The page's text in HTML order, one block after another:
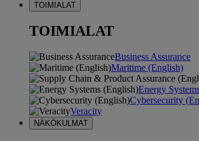
TOIMIALAT
TOIMIALAT
Business Assurance
Maritime (English)
Energy
Cybersecurity
Veracity
NÄKÖKULMAT